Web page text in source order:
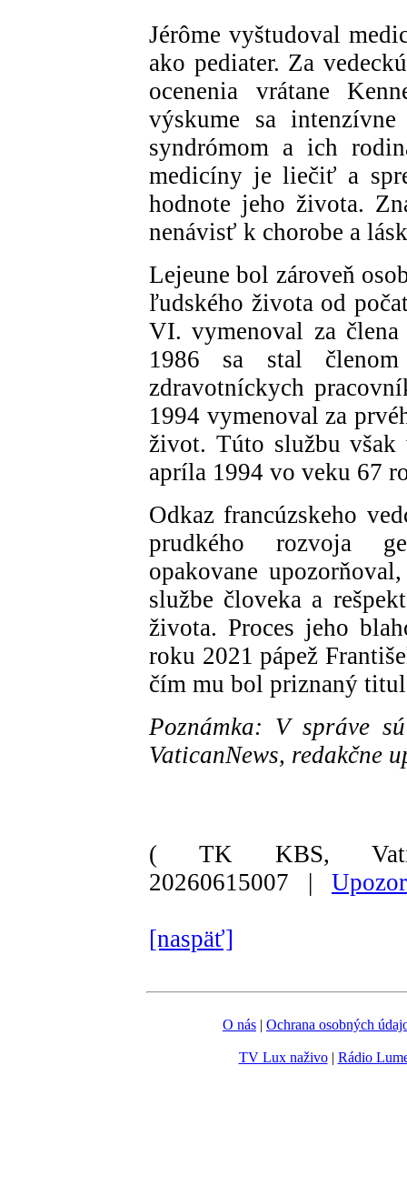
Jérôme vyštudoval
ako pediater. Za
ocenenia vrátane
výskume sa
syndrómom a ich
medicíny je liečiť a
hodnote jeho života.
nenávisť k chorobe a
Lejeune bol zároveň
ľudského života od
VI. vymenoval za
1986 sa stal členom
zdravotníckych
1994 vymenoval za
život. Túto službu
apríla 1994 vo veku 67
Odkaz francúzskeho
prudkého rozvoja
opakovane
službe človeka a
života. Proces jeho
roku 2021 pápež
čím mu bol priznaný
Poznámka: V správe
VaticanNews, redakčne
( TK KBS,
20260615007 |
[naspäť]
O nás | Ochrana osobných
TV Lux naživo| Rádio